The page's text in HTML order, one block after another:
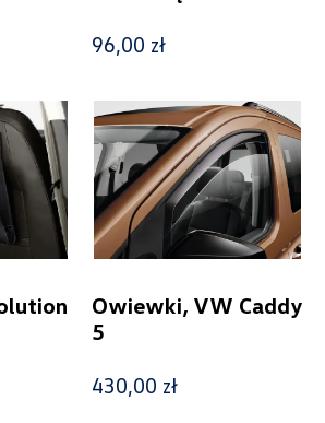
96,00 zł
Owiewki, VW Caddy
5
430,00 zł